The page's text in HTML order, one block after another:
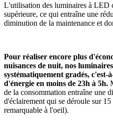
L'utilisation des luminaires à LED
supérieure, ce qui entraîne une
diminution de la maintenance et
Pour réaliser encore plus
nuisances de nuit, nos
systématiquement gradés,
d'énergie en moins de 23h à 5h.
de la consommation entraîne une
d'éclairement qui se déroule sur
remarquable à l'oeil).